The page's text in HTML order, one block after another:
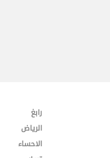
رابغ
الرياض
الاحساء